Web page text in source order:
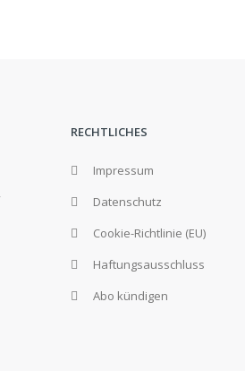
RECHTLICHES
Impressum
Datenschutz
Cookie-Richtlinie (EU)
Haftungsausschluss
Abo kündigen